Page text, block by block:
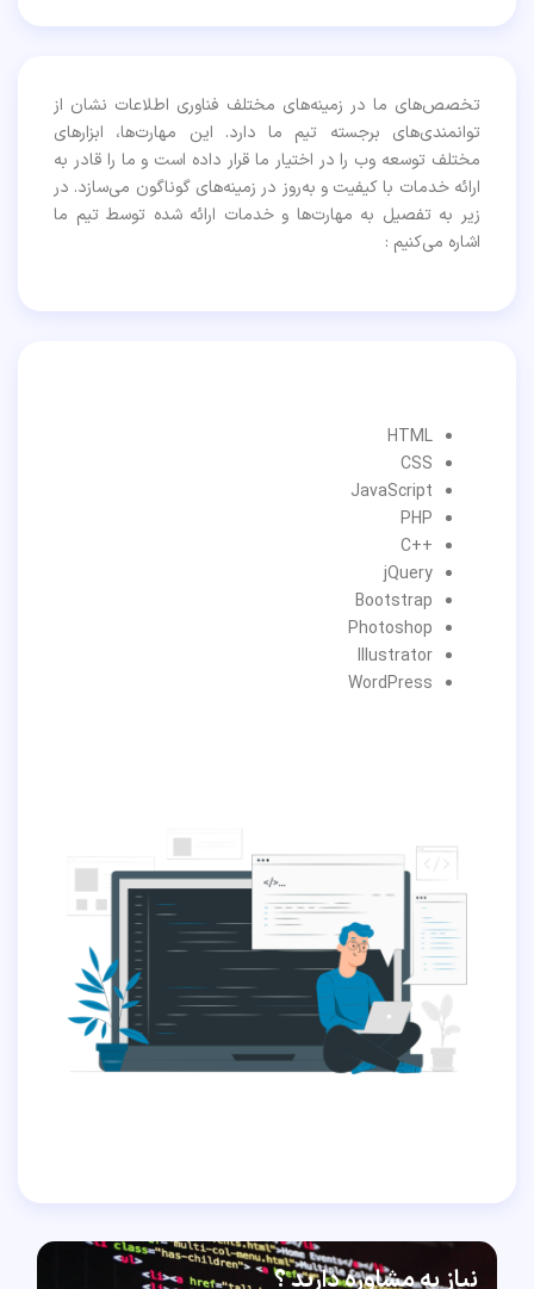
تخصص‌های ما در زمینه‌های مختلف فناوری اطلاعات نشان از
توانمندی‌های برجسته تیم ما دارد. این مهارت‌ها، ابزارهای
مختلف توسعه وب را در اختیار ما قرار داده است و ما را قادر به
ارائه خدمات با کیفیت و به‌روز در زمینه‌های گوناگون می‌سازد. در
زیر به تفصیل به مهارت‌ها و خدمات ارائه شده توسط تیم ما
اشاره می‌کنیم :
HTML
CSS
JavaScript
PHP
++C
jQuery
Bootstrap
Photoshop
Illustrator
WordPress
نیاز به مشاوره دارید ؟